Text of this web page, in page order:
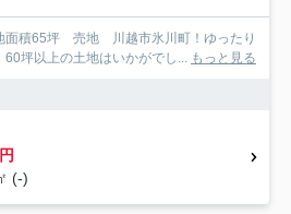
面積65坪 売地 川越市氷川町！ゆったり
坪以上の土地はいかがでし...
もっと見る
(-)